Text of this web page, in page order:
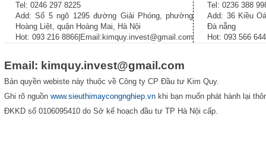
Tel: 0246 297 8225
Add: Số 5 ngõ 1295 đường Giải Phóng, phường
Hoàng Liệt, quận Hoàng Mai, Hà Nội
Hot: 093 216 8866|Email:kimquy.invest@gmail.com
Tel: 0236 388
Add: 36 Kiều
Đà nẵng
Hot: 093 566
Email: kimquy.invest@gmail.com
Bản quyền webiste này thuộc về Công ty CP Đầu tư Kim Quy.
Ghi rõ nguồn www.sieuthimaycongnghiep.vn khi bạn muốn phát hành lại
ĐKKD số 0106095410 do Sở kế hoạch đầu tư TP Hà Nội cấp.